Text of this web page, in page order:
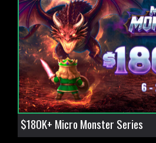
$180K+ Micro Monster Series